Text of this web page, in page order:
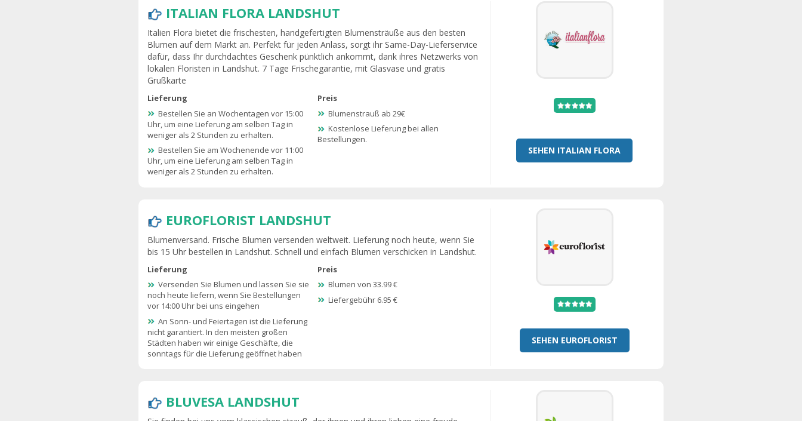
ITALIAN FLORA LANDSHUT
Italien Flora bietet die frischesten, handgefertigten Blumensträuße aus den besten
Blumen auf dem Markt an. Perfekt für jeden Anlass, sorgt ihr Same-Day-Lieferservice
dafür, dass Ihr durchdachtes Geschenk pünktlich ankommt, dank ihres Netzwerks von
lokalen Floristen in Landshut. 7 Tage Frischegarantie, mit Glasvase und gratis
Grußkarte
Lieferung
Bestellen Sie an Wochentagen vor 15:00
Uhr, um eine Lieferung am selben Tag in
weniger als 2 Stunden zu erhalten.
Bestellen Sie am Wochenende vor 11:00
Uhr, um eine Lieferung am selben Tag in
weniger als 2 Stunden zu erhalten.
Preis
Blumenstrauß ab 29€
Kostenlose Lieferung bei allen
Bestellungen.
SEHEN ITALIAN FLORA
EUROFLORIST LANDSHUT
Blumenversand. Frische Blumen versenden weltweit. Lieferung noch heute, wenn Sie
bis 15 Uhr bestellen in Landshut. Schnell und einfach Blumen verschicken in Landshut.
Lieferung
Versenden Sie Blumen und lassen Sie sie
noch heute liefern, wenn Sie Bestellungen
vor 14:00 Uhr bei uns eingehen
An Sonn- und Feiertagen ist die Lieferung
nicht garantiert. In den meisten großen
Städten haben wir einige Geschäfte, die
sonntags für die Lieferung geöffnet haben
Preis
Blumen von 33.99 €
Liefergebühr 6.95 €
SEHEN EUROFLORIST
BLUVESA LANDSHUT